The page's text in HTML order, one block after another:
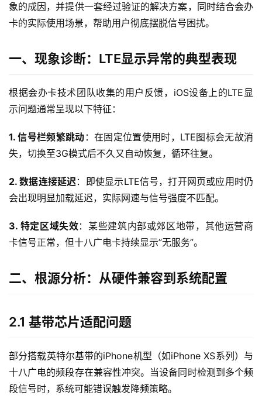
象的成因，并提供一套经过验证的解决方案，同时结合会办
卡的实际使用场景，帮助用户彻底摆脱信号困扰。
一、现象诊断：LTE显示异常的典型表现
根据会办卡技术团队收集的用户反馈，iOS设备上的LTE显
示问题通常呈现以下特征：
1. 信号栏频繁跳动 ：在固定位置使用时，LTE图标会无故消
失，切换至3G模式后不久又自动恢复，循环往复。
2. 数据连接延迟：即使显示LTE信号，打开网页或应用时仍
会出现明显加载延迟，实际网速与信号强度不匹配。
3. 特定区域失效：某些建筑内部或郊区地带，其他运营商
卡信号正常，但十八广电卡持续显示”无服务”。
二、根源分析：从硬件兼容到系统配置
2.1 基带芯片适配问题
部分搭载英特尔基带的iPhone机型（如iPhone XS系列）与
十八广电的频段存在兼容性冲突。当设备同时检测到多个频
段信号时，系统可能错误触发降频策略。